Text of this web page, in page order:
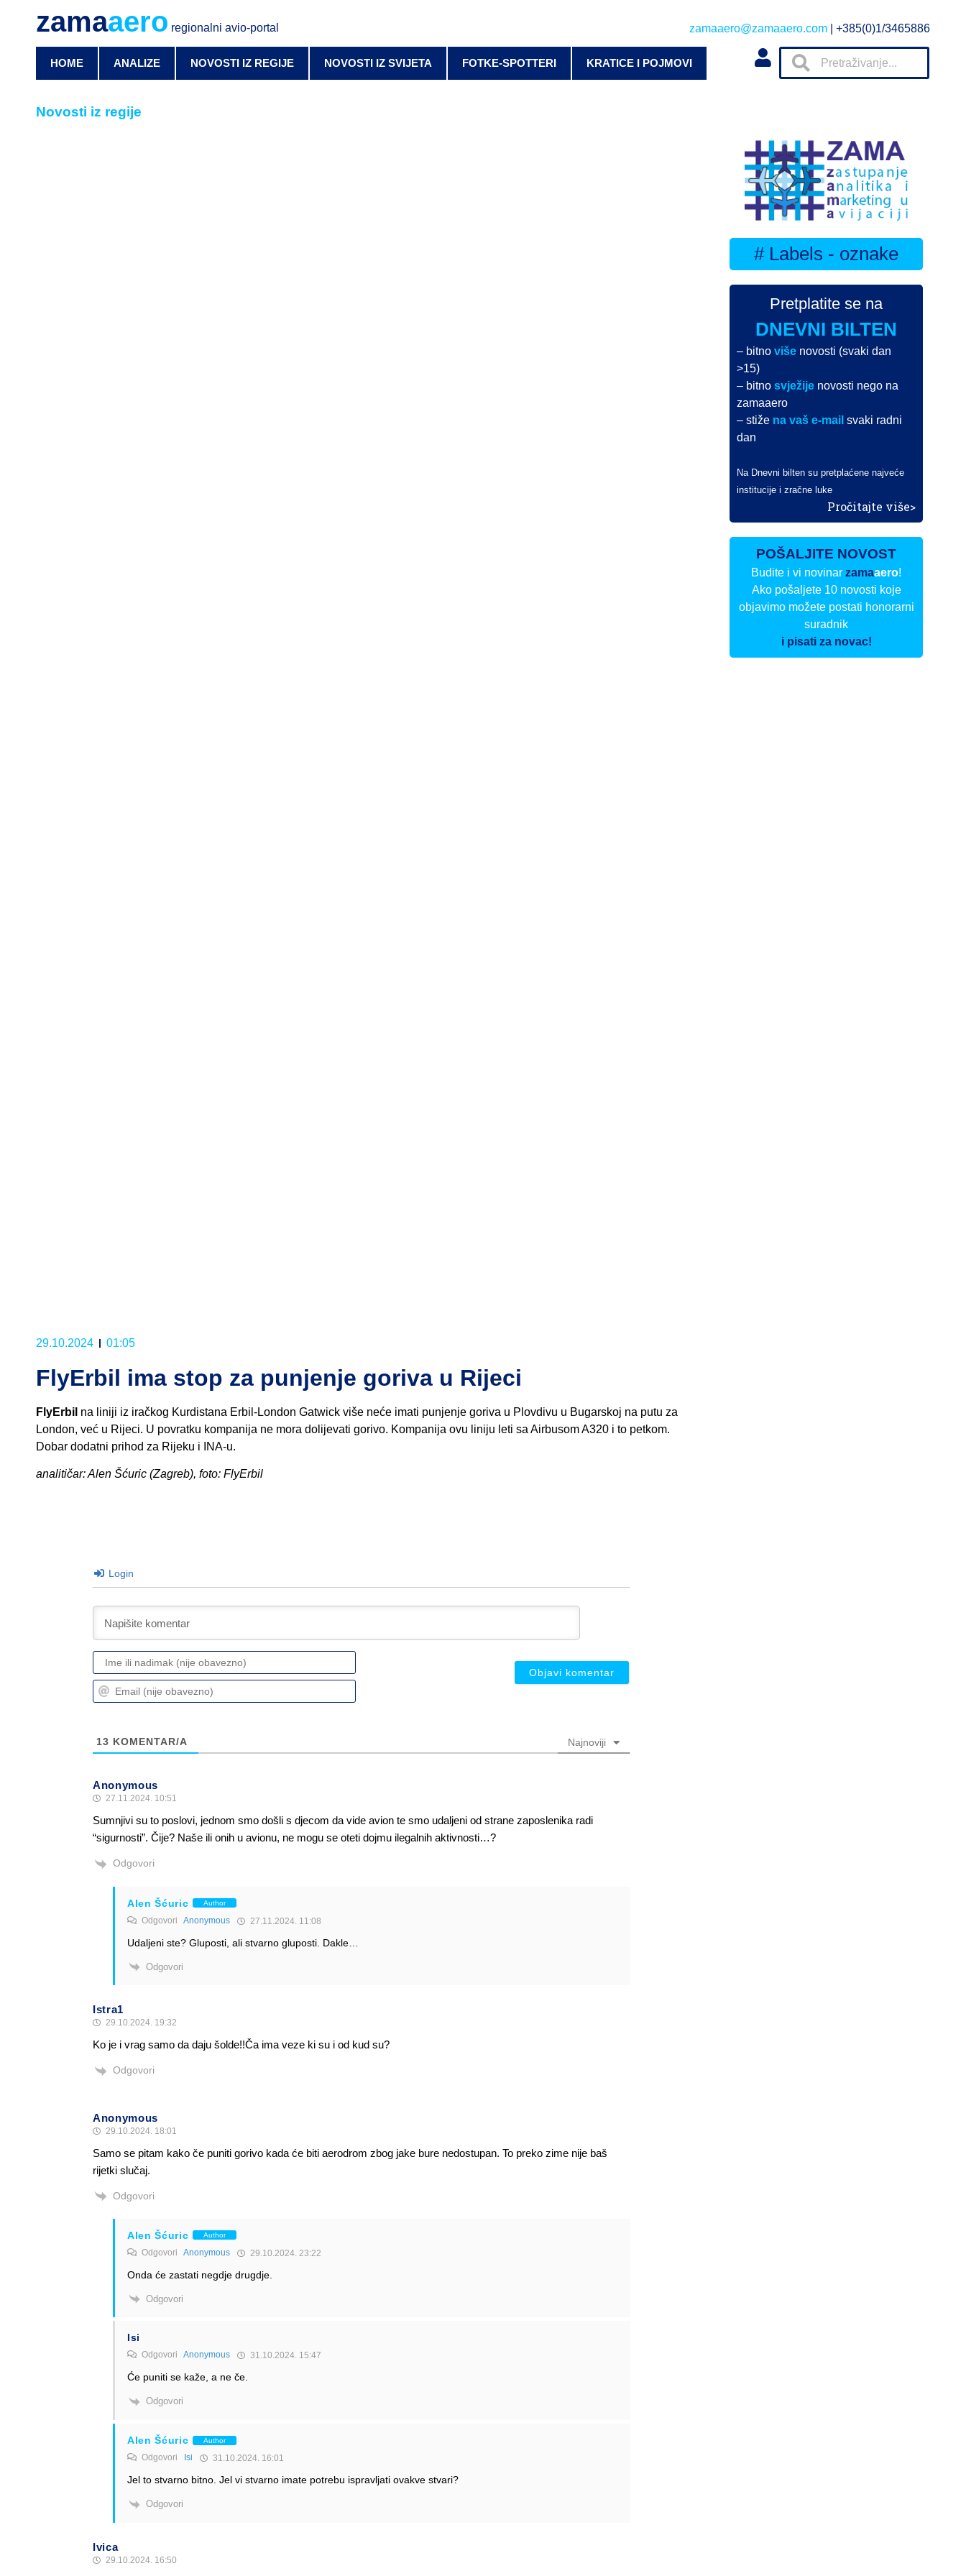
zamaaero regionalni avio-portal zamaaero@zamaaero.com | +385(0)1/3465886
HOME ANALIZE NOVOSTI IZ REGIJE NOVOSTI IZ SVIJETA FOTKE-SPOTTERI KRATICE I POJMOVI
Novosti iz regije
29.10.2024 01:05
FlyErbil ima stop za punjenje goriva u Rijeci
FlyErbil na liniji iz iračkog Kurdistana Erbil-London Gatwick više neće imati punjenje goriva u Plovdivu u Bugarskoj na putu za
London, već u Rijeci. U povratku kompanija ne mora dolijevati gorivo. Kompanija ovu liniju leti sa Airbusom A320 i to petkom.
Dobar dodatni prihod za Rijeku i INA-u.
analitičar: Alen Šćuric (Zagreb), foto: FlyErbil
Login
Ime
ili
nadimak
Email
(nije
13 KOMENTAR/A Najnoviji
Anonymous
27.11.2024. 10:51
Sumnjivi su to poslovi, jednom smo došli s djecom da vide avion te smo udaljeni od strane zaposlenika radi
“sigurnosti”. Čije? Naše ili onih u avionu, ne mogu se oteti dojmu ilegalnih aktivnosti…?
Odgovori
Alen Šćuric Author
Odgovori Anonymous 27.11.2024. 11:08
Udaljeni ste? Gluposti, ali stvarno gluposti. Dakle…
Odgovori
Istra1
29.10.2024. 19:32
Ko je i vrag samo da daju šolde!!Ča ima veze ki su i od kud su?
Odgovori
Anonymous
29.10.2024. 18:01
Samo se pitam kako če puniti gorivo kada će biti aerodrom zbog jake bure nedostupan. To preko zime nije baš
rijetki slučaj.
Odgovori
Alen Šćuric Author
Odgovori Anonymous 29.10.2024. 23:22
Onda će zastati negdje drugdje.
Odgovori
Isi
Odgovori Anonymous 31.10.2024. 15:47
Će puniti se kaže, a ne če.
Odgovori
Alen Šćuric Author
Odgovori Isi 31.10.2024. 16:01
Jel to stvarno bitno. Jel vi stvarno imate potrebu ispravljati ovakve stvari?
Odgovori
Ivica
29.10.2024. 16:50
# Labels - oznake
Pretplatite se na
DNEVNI BILTEN
– bitnoviše novosti (svaki dan
>15)
– bitnosvježije novosti nego na
zamaaero
– stiže na vaš e-mail svaki radni
dan
Na Dnevni bilten su pretplaćene najveće
institucije i zračne luke
Pročitajte više>
POŠALJITE NOVOST
Budite i vi novinarzamaaero!
Ako pošaljete 10 novosti koje
objavimo možete postati honorarni
suradnik
i pisati za novac!